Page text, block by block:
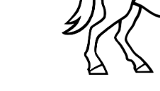
Brazylia Cerrado 250g x
Fundacja Gajusz
140.00zł Zakres
cen: od
40.00zł
do
WYBIERZ OPCJE